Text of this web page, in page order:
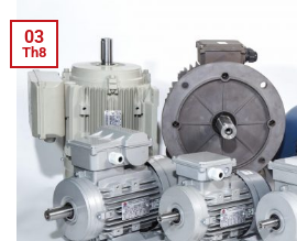
03
Th8